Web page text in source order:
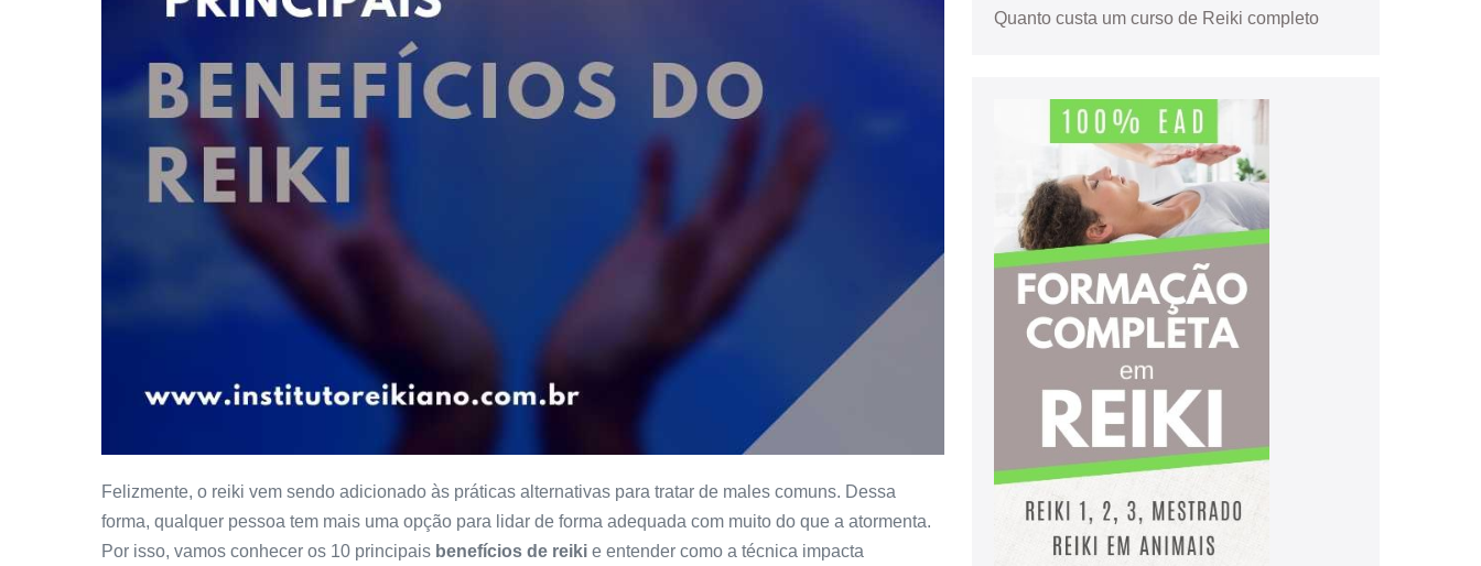
Felizmente, o reiki vem sendo adicionado às práticas alternativas para tratar de males comuns. Dessa
forma, qualquer pessoa tem mais uma opção para lidar de forma adequada com muito do que a atormenta.
Por isso, vamos conhecer os 10 principais benefícios de reiki e entender como a técnica impacta
Quanto custa um curso de Reiki completo